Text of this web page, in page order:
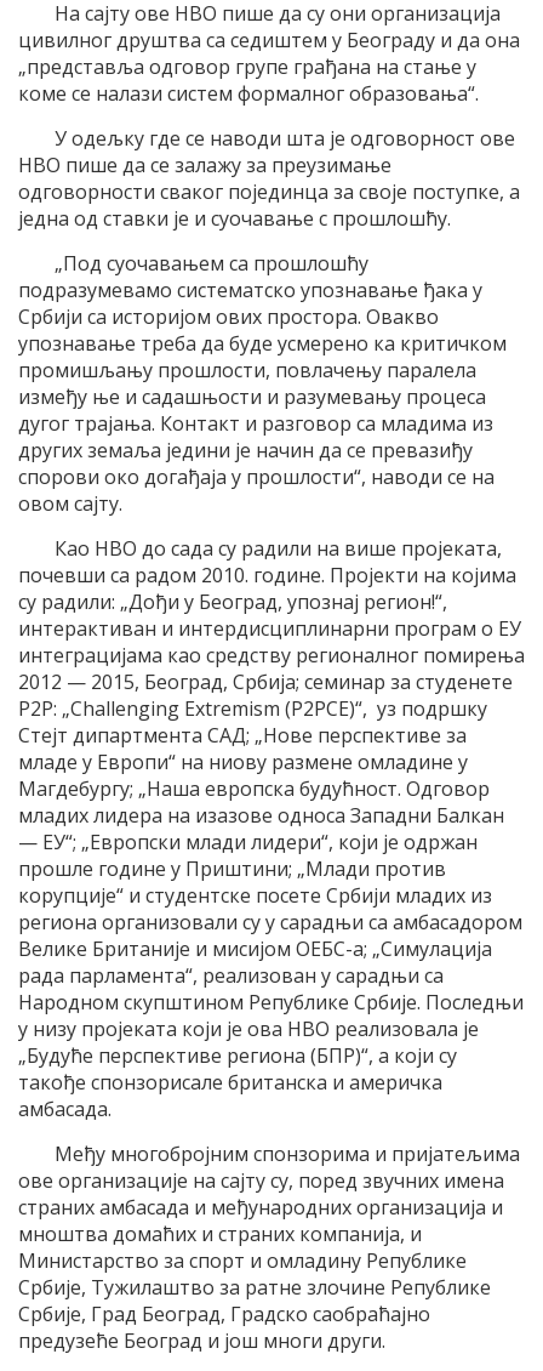
На сајту ове НВО пише да су они организација
цивилног друштва са седиштем у Београду и да она
„представља одговор групе грађана на стање у
коме се налази систем формалног образовања“.
У одељку где се наводи шта је одговорност ове
НВО пише да се залажу за преузимање
одговорности сваког појединца за своје поступке, а
једна од ставки је и суочавање с прошлошћу.
„Под суочавањем са прошлошћу
подразумевамо систематско упознавање ђака у
Србији са историјом ових простора. Овакво
упознавање треба да буде усмерено ка критичком
промишљању прошлости, повлачењу паралела
између ње и садашњости и разумевању процеса
дугог трајања. Контакт и разговор са младима из
других земаља једини је начин да се превазиђу
спорови око догађаја у прошлости“, наводи се на
овом сајту.
Као НВО до сада су радили на више пројеката,
почевши са радом 2010. године. Пројекти на којима
су радили: „Дођи у Београд, упознај регион!“,
интерактиван и интердисциплинарни програм о ЕУ
интеграцијама као средству регионалног помирења
2012 — 2015, Београд, Србија; семинар за студенете
P2P: „Challenging Extremism (P2PCE)“, уз подршку
Стејт дипартмента САД; „Нове перспективе за
младе у Европи“ на ниову размене омладине у
Магдебургу; „Наша европска будућност. Одговор
младих лидера на изазове односа Западни Балкан
— ЕУ“; „Европски млади лидери“, који је одржан
прошле године у Приштини; „Млади против
корупције“ и студентске посете Србији младих из
региона организовали су у сарадњи са амбасадором
Велике Британије и мисијом ОЕБС-а; „Симулација
рада парламента“, реализован у сарадњи са
Народном скупштином Републике Србије. Последњи
у низу пројеката који је ова НВО реализовала је
„Будуће перспективе региона (БПР)“, а који су
такође спонзорисале британска и америчка
амбасада.
Међу многобројним спонзорима и пријатељима
ове организације на сајту су, поред звучних имена
страних амбасада и међународних организација и
мноштва домаћих и страних компанија, и
Министарство за спорт и омладину Републике
Србије, Тужилаштво за ратне злочине Републике
Србије, Град Београд, Градско саобраћајно
предузеће Београд и још многи други.